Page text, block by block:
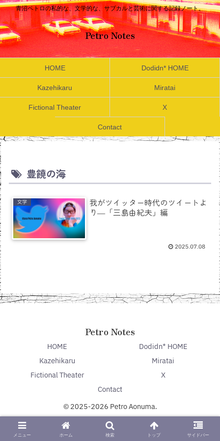
青沼ペトロの私的な、文学的な、サブカルと芸術に関する記録ノート。
Petro Notes
HOME Dodidn* HOME
Kazehikaru Miratai
Fictional Theater X
Contact
豊饒の海
文学
我がツイッター時代のツイートよ
り―「三島由紀夫」編
2025.07.08
Petro Notes
HOME
Dodidn* HOME
Kazehikaru
Miratai
Fictional Theater
X
Contact
© 2025-2026 Petro Aonuma.
メニュー ホーム 検索 トップ サイドバー